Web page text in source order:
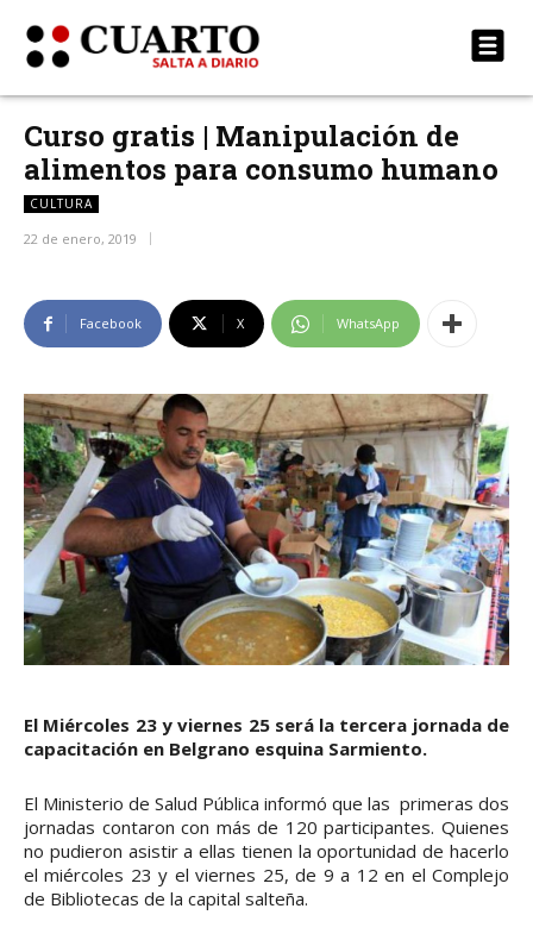
Curso gratis | Manipulación de
alimentos para consumo humano
CULTURA
22 de enero, 2019
Facebook X WhatsApp
El Miércoles 23 y viernes 25 será la tercera jornada de
capacitación en Belgrano esquina Sarmiento.
El Ministerio de Salud Pública informó que las primeras dos
jornadas contaron con más de 120 participantes. Quienes
no pudieron asistir a ellas tienen la oportunidad de hacerlo
el miércoles 23 y el viernes 25, de 9 a 12 en el Complejo
de Bibliotecas de la capital salteña.